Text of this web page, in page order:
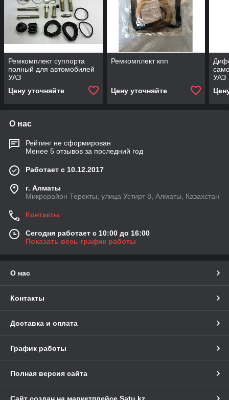
Ремкомплект суппорта
полный для автомобилей
УАЗ
Цену уточняйте
Ремкомплект кпп
Цену уточняйте
УАЗ
О нас
Рейтинг не сформирован
Менее 5 отзывов за последний год
Работает с 10.12.2017
г. Алматы
Микрорайон Теректы, улица Устирт 8, Алматы, Казахстан
Контакты
Сегодня работает с 10:00 до 16:00
Показать весь график работы
О нас
Контакты
Доставка и оплата
График работы
Полная версия сайта